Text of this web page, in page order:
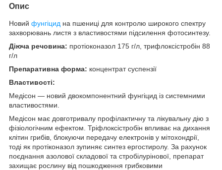
Опис
Новий фунгіцид на пшениці для контролю широкого спектру
захворювань листя з властивостями підсилення фотосинтезу.
Діюча речовина: протіоконазол 175 г/л, трифлоксістробін 88
г/л
Препаративна форма: концентрат суспензії
Властивості:
Медісон — новий двокомпонентний фунгіцид із системними
властивостями.
Медісон має довготривалу профілактичну та лікувальну дію з
фізіологічним ефектом. Тріфлоксістробін впливає на дихання
клітин грибів, блокуючи передачу електронів у мітохондрії,
тоді як протіконазол зупиняє синтез ергостиролу. За рахунок
поєднання азолової складової та стробілурінової, препарат
захищає рослину від пошкодження грибковими